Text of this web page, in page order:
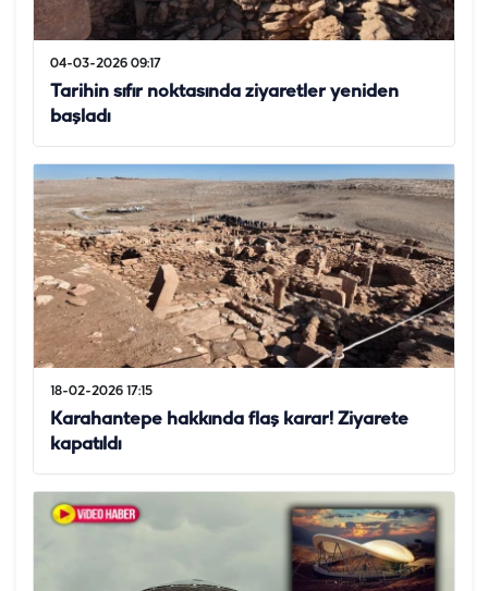
04-03-2026 09:17
Tarihin sıfır noktasında ziyaretler yeniden
başladı
18-02-2026 17:15
Karahantepe hakkında flaş karar! Ziyarete
kapatıldı